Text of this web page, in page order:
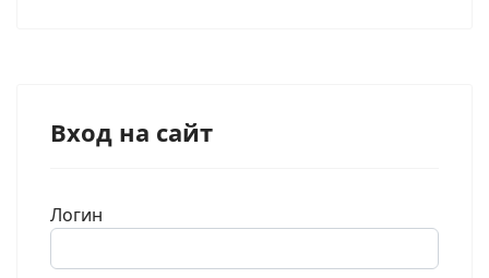
Вход на сайт
Логин